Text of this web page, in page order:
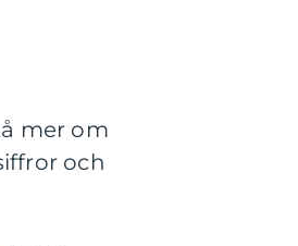
mer om
och